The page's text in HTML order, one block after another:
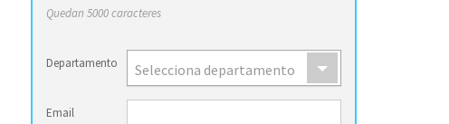
Quedan 5000 caracteres
Departamento Selecciona departamento
Email